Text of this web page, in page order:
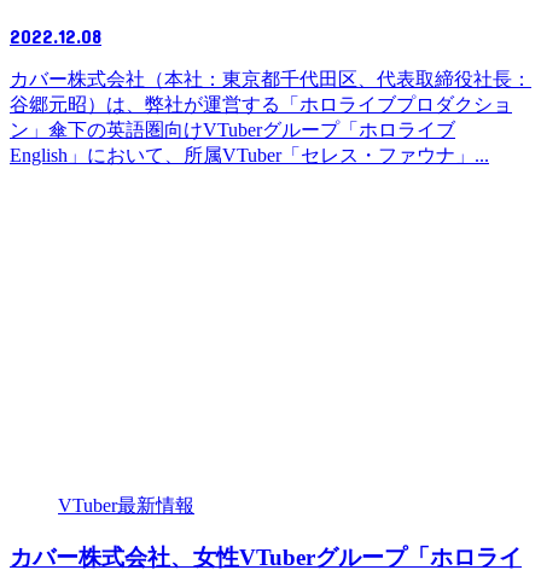
2022.12.08
カバー株式会社（本社：東京都千代田区、代表取締役社長：
谷郷元昭）は、弊社が運営する「ホロライブプロダクショ
ン」傘下の英語圏向けVTuberグループ「ホロライブ
English」において、所属VTuber「セレス・ファウナ」...
VTuber最新情報
カバー株式会社、女性VTuberグループ「ホロライ